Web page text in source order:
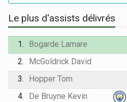
Le plus d'assists délivrés
1. Bogarde Lamare
2.
McGoldrick David
3.
Hopper Tom
4.
De Bruyne Kevin